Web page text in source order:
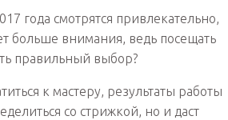
года смотрятся привлекательно,
больше внимания, ведь посещать
правильный выбор?
к мастеру, результаты работы
со стрижкой, но и даст